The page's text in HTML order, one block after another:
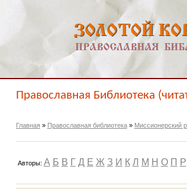
Православная Библиотека
Главная » Православная библиотека» Миссионерский
Авторы: А Б В Г Д Е Ж З И К Л М Н О П Р